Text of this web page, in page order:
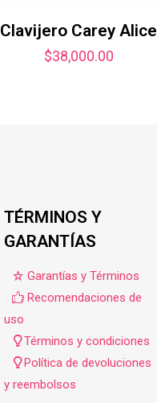
Clavijero Carey Alice
$38,000.00
TÉRMINOS Y
GARANTÍAS
Garantías y Términos
Recomendaciones de
uso
Términos y condiciones
Política de devoluciones
y reembolsos